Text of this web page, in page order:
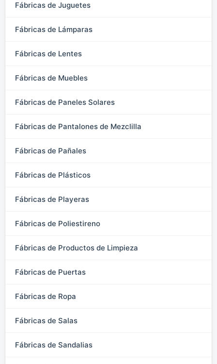
Fábricas de Juguetes
Fábricas de Lámparas
Fábricas de Lentes
Fábricas de Muebles
Fábricas de Paneles Solares
Fábricas de Pantalones de Mezclilla
Fábricas de Pañales
Fábricas de Plásticos
Fábricas de Playeras
Fábricas de Poliestireno
Fábricas de Productos de Limpieza
Fábricas de Puertas
Fábricas de Ropa
Fábricas de Salas
Fábricas de Sandalias